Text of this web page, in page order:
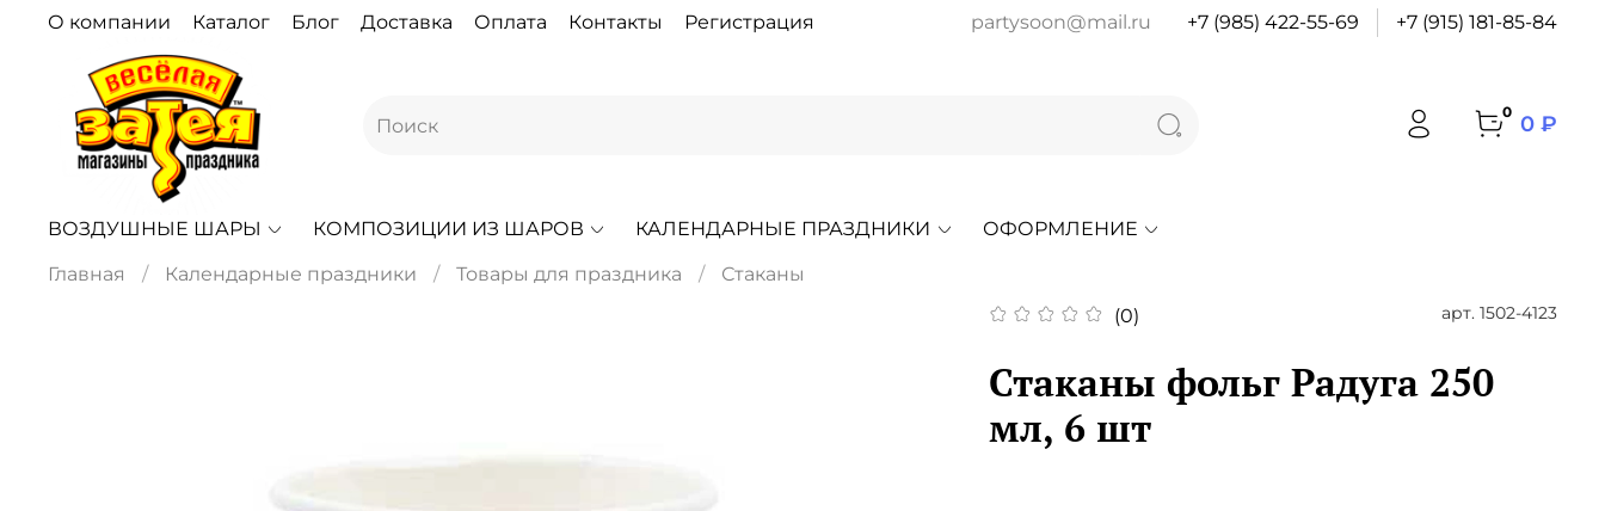
О компании Каталог Блог Доставка Оплата Контакты Регистрация partysoon@mail.ru +7 (985) 422-55-69 +7 (915) 181-85-84
0 0 ₽
ВОЗДУШНЫЕ ШАРЫ КОМПОЗИЦИИ ИЗ ШАРОВ КАЛЕНДАРНЫЕ ПРАЗДНИКИ
ОФОРМЛЕНИЕ
Главная
Календарные праздники Товары для праздника
Стаканы
(0)
арт. 1502-4123
Стаканы фольг Радуга 250
мл, 6 шт